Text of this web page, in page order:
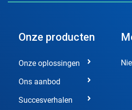
Onze producten
Onze oplossingen
Ons aanbod
Succesverhalen